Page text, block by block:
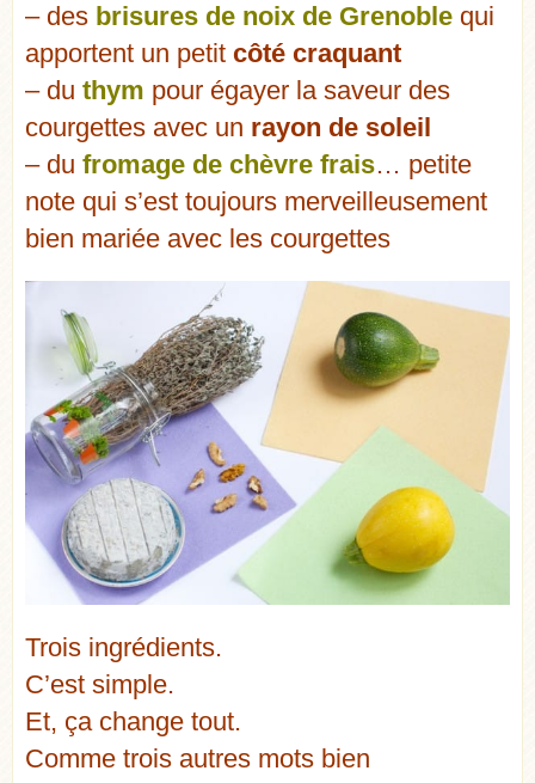
– des brisures de noix de Grenoble qui
apportent un petit côté craquant
– du thym pour égayer la saveur des
courgettes avec un rayon de soleil
– du fromage de chèvre frais… petite
note qui s’est toujours merveilleusement
bien mariée avec les courgettes
Trois ingrédients.
C’est simple.
Et, ça change tout.
Comme trois autres mots bien